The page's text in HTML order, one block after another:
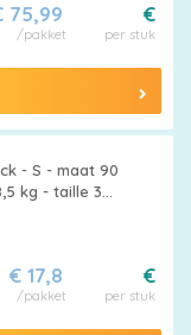
€
per stuk
75,99
/pakket
- S - maat 90
kg - taille 36
broeklengte
€
per stuk
€ 17,8
/pakket